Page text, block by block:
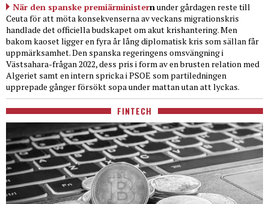
När den spanske premiärministernunder gårdagen reste till
Ceuta för att möta konsekvenserna av veckans migrationskris
handlade det officiella budskapet om akut krishantering. Men
bakom kaoset ligger en fyra år lång diplomatisk kris som sällan får
uppmärksamhet. Den spanska regeringens omsvängning i
Västsahara-frågan 2022, dess pris i form av en brusten relation med
Algeriet samt en intern spricka i PSOE som partiledningen
upprepade gånger försökt sopa under mattan utan att lyckas.
FINTECH